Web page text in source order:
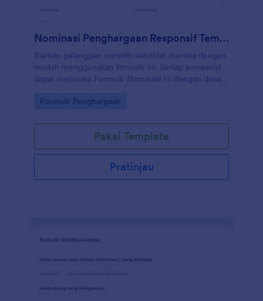
Nominasi Penghargaan Responsif Tema Hijau
Biarkan pelanggan memilih kandidat mereka dengan
mudah menggunakan formulir ini. Setiap kompetisi
dapat mencoba Formulir Nominasi ini dengan desain
Go to Category:
Formulir Penghargaan
Pakai Template
Pratinjau